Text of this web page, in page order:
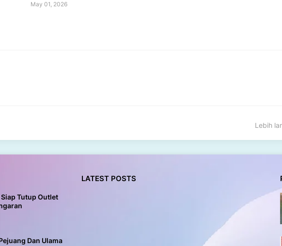
May 01, 2026
Lebih
Siap Tutup Outlet
Dan Ulama
LATEST POSTS